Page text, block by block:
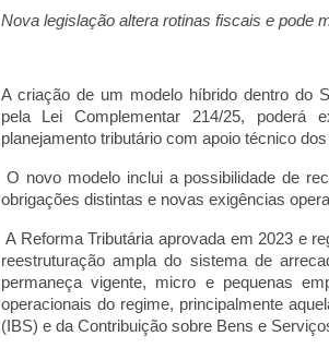
Nova legislação altera rotinas fiscais e pode
A criação de um modelo híbrido dentro do
pela Lei Complementar 214/25, poderá
planejamento tributário com apoio técnico
O novo modelo inclui a possibilidade de
obrigações distintas e novas exigências
A Reforma Tributária aprovada em 2023 e
reestruturação ampla do sistema de
permaneça vigente, micro e pequenas
operacionais do regime, principalmente
(IBS) e da Contribuição sobre Bens e